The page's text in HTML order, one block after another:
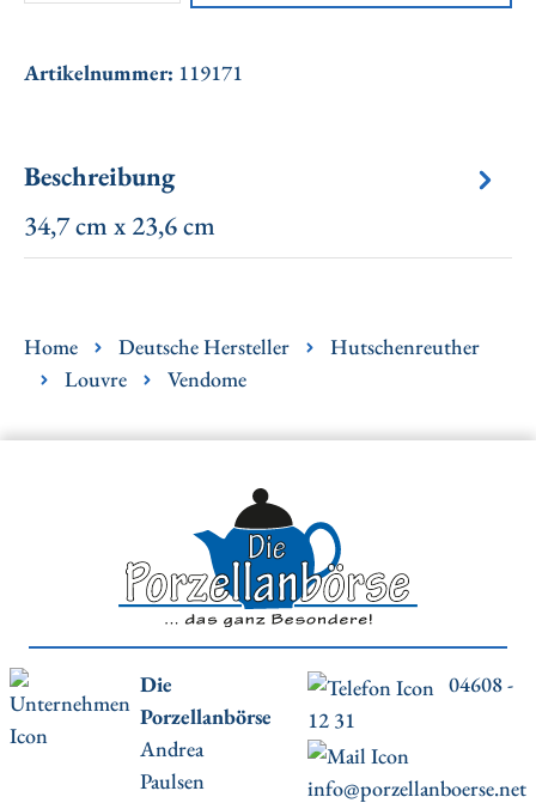
Artikelnummer: 119171
Beschreibung
34,7 cm x 23,6 cm
Home Deutsche Hersteller
Hutschenreuther
Louvre
Vendome
Die
Porzellanbörse
Andrea
Paulsen
04608 -
12 31
info@porzellanboerse.net